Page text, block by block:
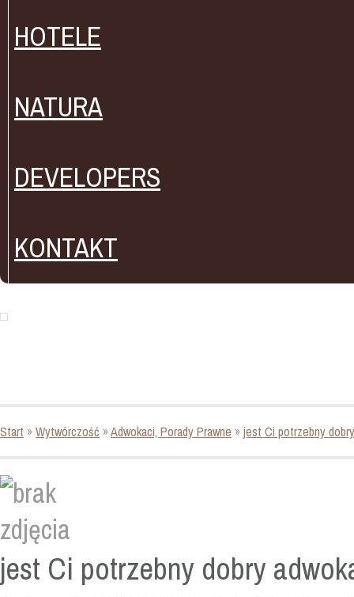
HOTELE
NATURA
DEVELOPERS
KONTAKT
Start »Wytwórczość »Adwokaci, Porady Prawne »jest Ci potrzebny
jest Ci potrzebny dobry